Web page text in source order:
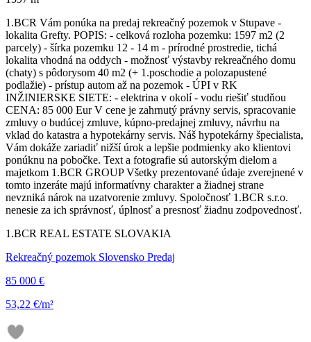
1.BCR Vám ponúka na predaj rekreačný pozemok v Stupave -
lokalita Grefty. POPIS: - celková rozloha pozemku: 1597 m2 (2
parcely) - šírka pozemku 12 - 14 m - prírodné prostredie, tichá
lokalita vhodná na oddych - možnosť výstavby rekreačného domu
(chaty) s pôdorysom 40 m2 (+ 1.poschodie a polozapustené
podlažie) - prístup autom až na pozemok - ÚPI v RK
INŽINIERSKE SIETE: - elektrina v okolí - vodu riešiť studňou
CENA: 85 000 Eur V cene je zahrnutý právny servis, spracovanie
zmluvy o budúcej zmluve, kúpno-predajnej zmluvy, návrhu na
vklad do katastra a hypotekárny servis. Náš hypotekárny špecialista,
Vám dokáže zariadiť nižší úrok a lepšie podmienky ako klientovi
ponúknu na pobočke. Text a fotografie sú autorským dielom a
majetkom 1.BCR GROUP Všetky prezentované údaje zverejnené v
tomto inzeráte majú informatívny charakter a žiadnej strane
nevzniká nárok na uzatvorenie zmluvy. Spoločnosť 1.BCR s.r.o.
nenesie za ich správnosť, úplnosť a presnosť žiadnu zodpovednosť.
1.BCR REAL ESTATE SLOVAKIA
Rekreačný pozemok Slovensko Predaj
85 000 €
53,22 €/m²